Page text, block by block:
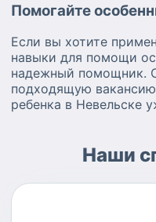
Помогайте
Если вы хотите
навыки для помощи
надежный помощник.
подходящую
ребенка в Невельске
Наши